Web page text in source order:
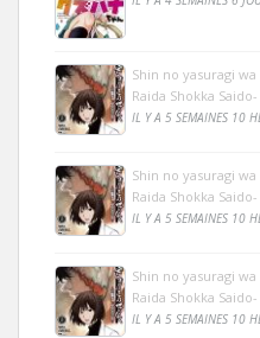
Shin no yasuragi
Raida Shokka
IL Y A 5 SEMAINES 10
Shin no yasuragi
Raida Shokka
IL Y A 5 SEMAINES 10
Shin no yasuragi
Raida Shokka
IL Y A 5 SEMAINES 10